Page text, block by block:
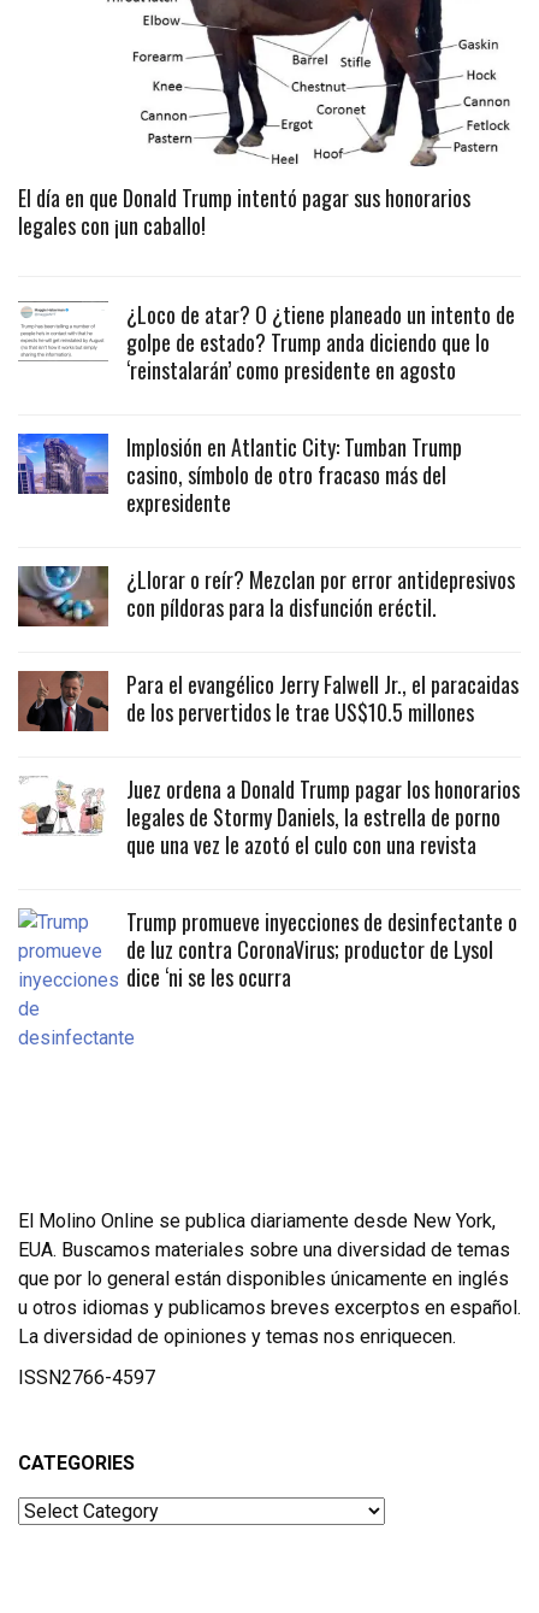
El día en que Donald Trump intentó pagar sus honorarios
legales con ¡un caballo!
¿Loco de atar? O ¿tiene planeado un intento de
golpe de estado? Trump anda diciendo que lo
‘reinstalarán’ como presidente en agosto
Implosión en Atlantic City: Tumban Trump
casino, símbolo de otro fracaso más del
expresidente
¿Llorar o reír? Mezclan por error antidepresivos
con píldoras para la disfunción eréctil.
Para el evangélico Jerry Falwell Jr., el paracaidas
de los pervertidos le trae US$10.5 millones
Juez ordena a Donald Trump pagar los honorarios
legales de Stormy Daniels, la estrella de porno
que una vez le azotó el culo con una revista
Trump promueve inyecciones de desinfectante o
de luz contra CoronaVirus; productor de Lysol
dice ‘ni se les ocurra
El Molino Online se publica diariamente desde New York,
EUA. Buscamos materiales sobre una diversidad de temas
que por lo general están disponibles únicamente en inglés
u otros idiomas y publicamos breves excerptos en español.
La diversidad de opiniones y temas nos enriquecen.
ISSN2766-4597
CATEGORIES
Categories